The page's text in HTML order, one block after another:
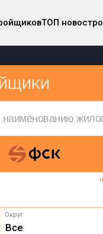
ТОП
Округ
Все